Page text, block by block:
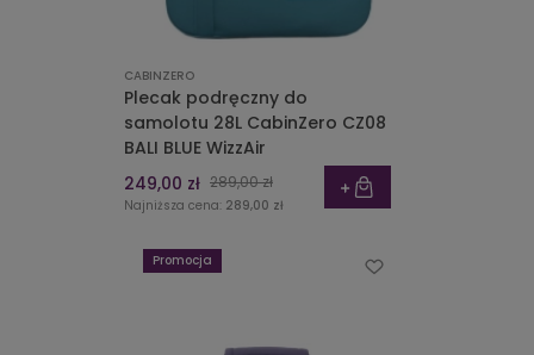
CABINZERO
Plecak podręczny do
samolotu 28L CabinZero CZ08
BALI BLUE WizzAir
249,00 zł 289,00 zł
Najniższa cena: 289,00 zł
Promocja